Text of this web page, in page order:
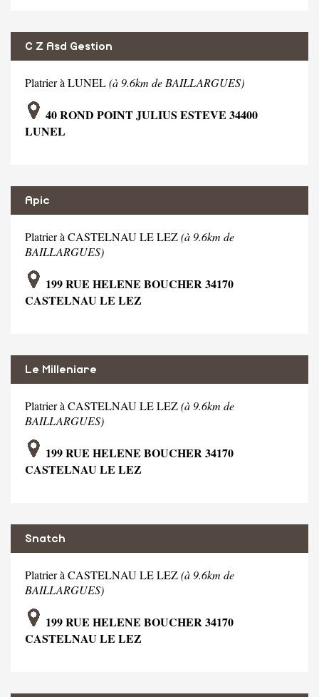
C Z Asd Gestion
Platrier à LUNEL(à 9.6km de BAILLARGUES)
40 ROND POINT JULIUS ESTEVE 34400
LUNEL
Apic
Platrier à CASTELNAU LE LEZ(à 9.6km de
BAILLARGUES)
199 RUE HELENE BOUCHER 34170
CASTELNAU LE LEZ
Le Milleniare
Platrier à CASTELNAU LE LEZ(à 9.6km de
BAILLARGUES)
199 RUE HELENE BOUCHER 34170
CASTELNAU LE LEZ
Snatch
Platrier à CASTELNAU LE LEZ(à 9.6km de
BAILLARGUES)
199 RUE HELENE BOUCHER 34170
CASTELNAU LE LEZ